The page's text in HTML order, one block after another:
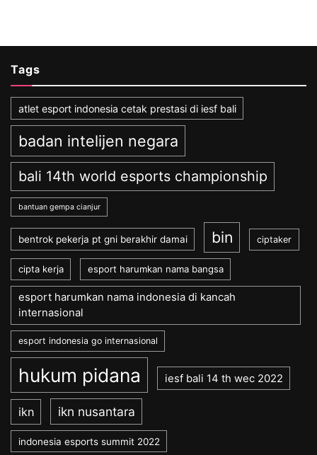
Tags
atlet esport indonesia cetak prestasi di iesf bali
badan intelijen negara
bali 14th world esports championship
bantuan gempa cianjur
bentrok pekerja pt gni berakhir damai bin ciptaker
cipta kerja esport harumkan nama bangsa
esport harumkan nama indonesia di kancah
internasional
esport indonesia go internasional
hukum pidana iesf bali 14 th wec 2022
ikn ikn nusantara
indonesia esports summit 2022